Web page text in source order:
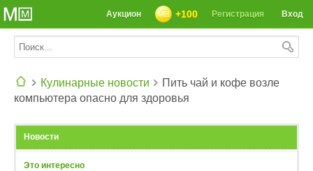
Вход
Регистрация
+100
Аукцион
Кулинарные новости
Пить чай и кофе возле
компьютера опасно для здоровья
Новости
Это интересно